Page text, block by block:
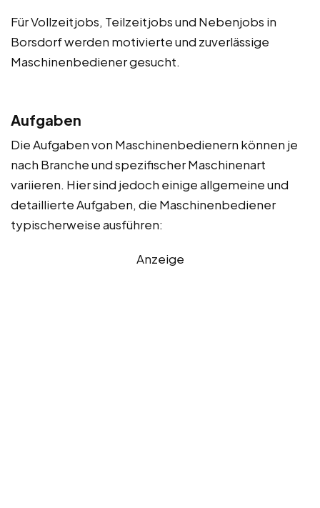
Für Vollzeitjobs, Teilzeitjobs und Nebenjobs in
Borsdorf werden motivierte und zuverlässige
Maschinenbediener gesucht.
Aufgaben
Die Aufgaben von Maschinenbedienern können je
nach Branche und spezifischer Maschinenart
variieren. Hier sind jedoch einige allgemeine und
detaillierte Aufgaben, die Maschinenbediener
typischerweise ausführen:
Anzeige